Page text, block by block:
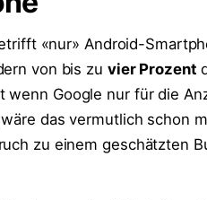
«nur» Android-
von bis zu vier Prozent
wenn Google nur für die
das vermutlich schon
zu einem geschätzten